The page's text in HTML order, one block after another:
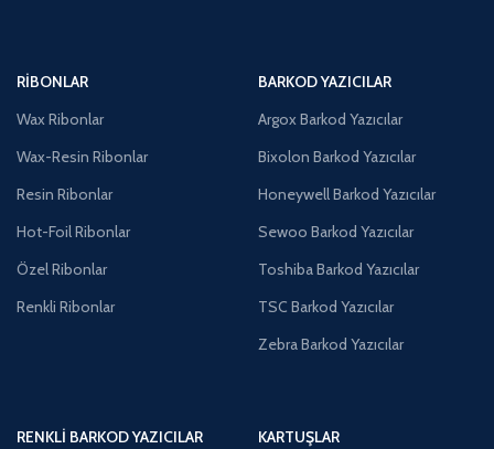
RIBONLAR
Wax Ribonlar
Wax-Resin Ribonlar
Resin Ribonlar
Hot-Foil Ribonlar
Özel Ribonlar
Renkli Ribonlar
BARKOD YAZICILAR
Argox Barkod Yazıcılar
Bixolon Barkod Yazıcılar
Honeywell Barkod Yazıcılar
Sewoo Barkod Yazıcılar
Toshiba Barkod Yazıcılar
TSC Barkod Yazıcılar
Zebra Barkod Yazıcılar
RENKLI BARKOD YAZICILAR
KARTUŞLAR